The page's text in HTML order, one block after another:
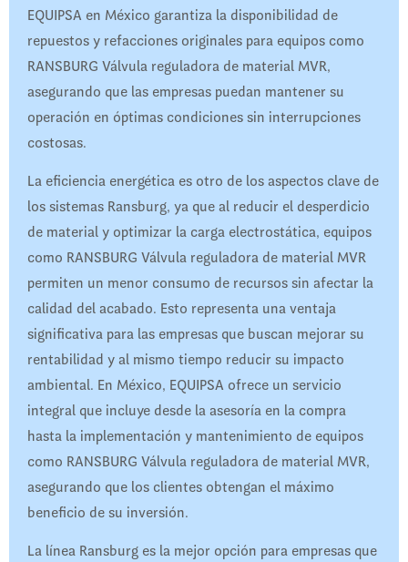
EQUIPSA en México garantiza la disponibilidad de
repuestos y refacciones originales para equipos como
RANSBURG Válvula reguladora de material MVR,
asegurando que las empresas puedan mantener su
operación en óptimas condiciones sin interrupciones
costosas.
La eficiencia energética es otro de los aspectos clave de
los sistemas Ransburg, ya que al reducir el desperdicio
de material y optimizar la carga electrostática, equipos
como RANSBURG Válvula reguladora de material MVR
permiten un menor consumo de recursos sin afectar la
calidad del acabado. Esto representa una ventaja
significativa para las empresas que buscan mejorar su
rentabilidad y al mismo tiempo reducir su impacto
ambiental. En México, EQUIPSA ofrece un servicio
integral que incluye desde la asesoría en la compra
hasta la implementación y mantenimiento de equipos
como RANSBURG Válvula reguladora de material MVR,
asegurando que los clientes obtengan el máximo
beneficio de su inversión.
La línea Ransburg es la mejor opción para empresas que